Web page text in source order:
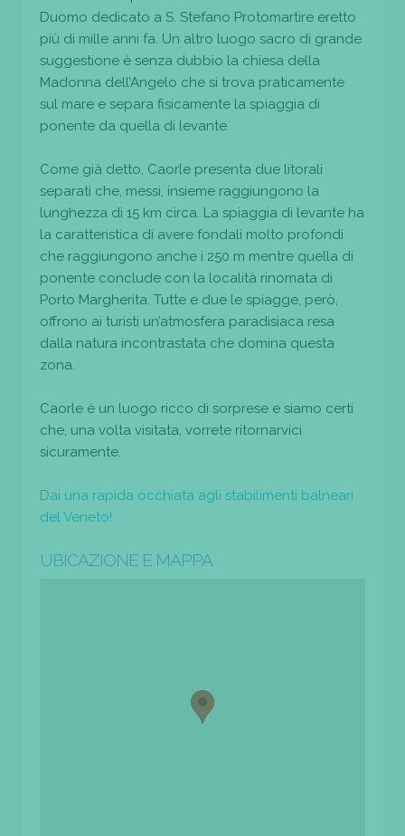
Duomo dedicato a S. Stefano Protomartire eretto
più di mille anni fa. Un altro luogo sacro di grande
suggestione è senza dubbio la chiesa della
Madonna dell’Angelo che si trova praticamente
sul mare e separa fisicamente la spiaggia di
ponente da quella di levante.
Come già detto, Caorle presenta due litorali
separati che, messi, insieme raggiungono la
lunghezza di 15 km circa. La spiaggia di levante ha
la caratteristica di avere fondali molto profondi
che raggiungono anche i 250 m mentre quella di
ponente conclude con la località rinomata di
Porto Margherita. Tutte e due le spiagge, però,
offrono ai turisti un’atmosfera paradisiaca resa
dalla natura incontrastata che domina questa
zona.
Caorle è un luogo ricco di sorprese e siamo certi
che, una volta visitata, vorrete ritornarvici
sicuramente.
Dai una rapida occhiata agli stabilimenti balneari
del Veneto!
UBICAZIONE E MAPPA